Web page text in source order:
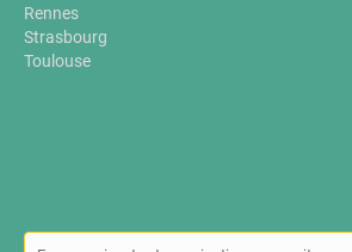
Rennes
Strasbourg
Toulouse